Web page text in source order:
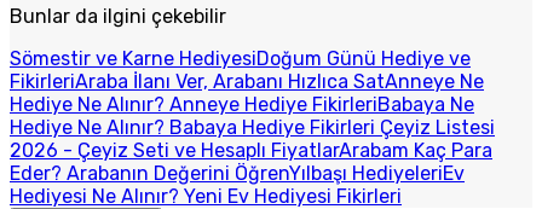
Bunlar da ilgini çekebilir
Sömestir ve Karne HediyesiDoğum Günü Hediye ve
FikirleriAraba İlanı Ver, Arabanı Hızlıca SatAnneye Ne
Hediye Ne Alınır? Anneye Hediye FikirleriBabaya Ne
Hediye Ne Alınır? Babaya Hediye Fikirleri Çeyiz Listesi
2026 - Çeyiz Seti ve Hesaplı FiyatlarArabam Kaç Para
Eder? Arabanın Değerini ÖğrenYılbaşı HediyeleriEv
Hediyesi Ne Alınır? Yeni Ev Hediyesi Fikirleri